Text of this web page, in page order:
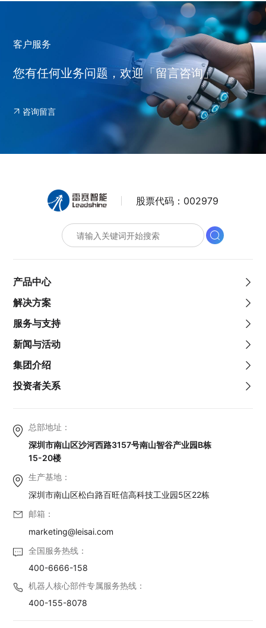
客户服务
您有任何业务问题，欢迎「留言咨询」
咨询留言
股票代码： 002979
总部地址：
深圳市南山区沙河西路3157号南山智谷产业园B栋
15-20楼
生产基地：
深圳市南山区松白路百旺信高科技工业园5区22栋
邮箱：
marketing@leisai.com
全国服务热线：
400-6666-158
机器人核心部件专属服务热线：
400-155-8078
产品中心
解决方案
服务与支持
新闻与活动
集团介绍
投资者关系